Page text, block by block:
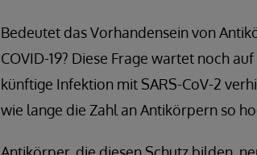
Bedeutet das Vorhandensein von
COVID-19? Diese Frage wartet noch
künftige Infektion mit SARS-CoV-2
wie lange die Zahl an Antikörpern so